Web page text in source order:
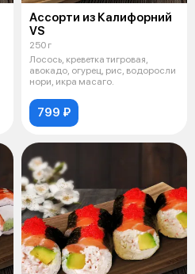
Ассорти из Калифорний
VS
250 г
Лосось, креветка тигровая,
авокадо, огурец, рис, водоросли
нори, икра масаго.
799 ₽